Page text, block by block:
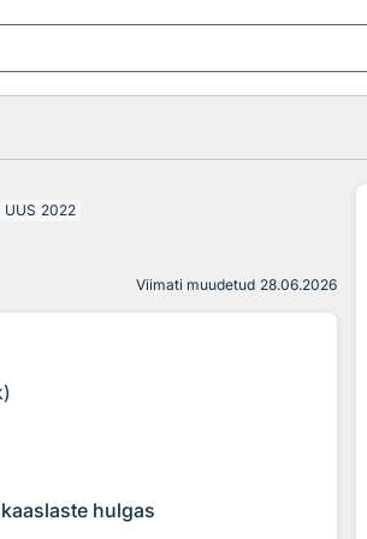
UUS 2022
Viimati muudetud 28.06.2026
hulgas